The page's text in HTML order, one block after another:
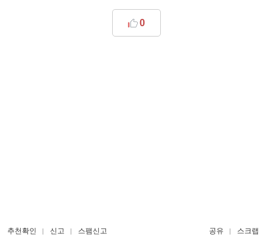
0
추천확인 신고 스팸신고 공유 스크랩